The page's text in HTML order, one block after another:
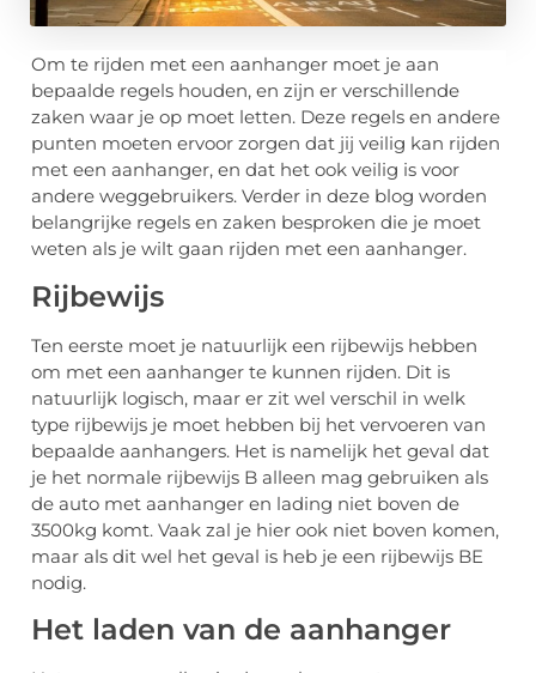
Om te rijden met een aanhanger moet je aan
bepaalde regels houden, en zijn er verschillende
zaken waar je op moet letten. Deze regels en andere
punten moeten ervoor zorgen dat jij veilig kan rijden
met een aanhanger, en dat het ook veilig is voor
andere weggebruikers. Verder in deze blog worden
belangrijke regels en zaken besproken die je moet
weten als je wilt gaan rijden met een aanhanger.
Rijbewijs
Ten eerste moet je natuurlijk een rijbewijs hebben
om met een aanhanger te kunnen rijden. Dit is
natuurlijk logisch, maar er zit wel verschil in welk
type rijbewijs je moet hebben bij het vervoeren van
bepaalde aanhangers. Het is namelijk het geval dat
je het normale rijbewijs B alleen mag gebruiken als
de auto met aanhanger en lading niet boven de
3500kg komt. Vaak zal je hier ook niet boven komen,
maar als dit wel het geval is heb je een rijbewijs BE
nodig.
Het laden van de aanhanger